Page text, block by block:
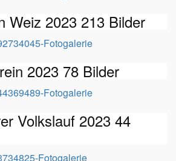
Weiz 2023 213 Bilder
2023 78 Bilder
Volkslauf 2023 44